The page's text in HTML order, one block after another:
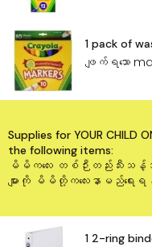
1 pack of
ဖျက်ရသော
Supplies for YOUR CHILD
the following items:
မိမိကလေး တစ်ဉီးတည်းသီးသန့်အသုံ
များကို မိမိတို့ကလေးနာမည်‌ရ
1 2-ring